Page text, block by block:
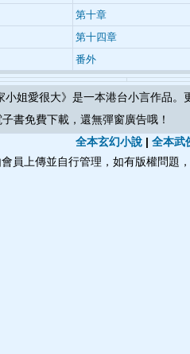
第十章
第十四章
番外
小姐愛很大》是一本港台小言作品。
書免費下載，還無彈窗廣告哦！
全本玄幻小說 | 全本武
員上傳並自行管理，如有版權問題